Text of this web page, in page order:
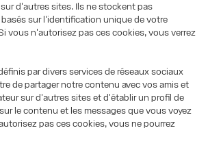
d'autres sites. Ils ne stockent pas
sur l'identification unique de votre
vous n'autorisez pas ces cookies, vous verrez
par divers services de réseaux sociaux
de partager notre contenu avec vos amis et
sur d'autres sites et d'établir un profil de
le contenu et les messages que vous voyez
pas ces cookies, vous ne pourrez